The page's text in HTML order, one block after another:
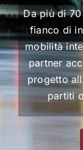
Da più di
fianco di
mobilità
partner
progetto
partiti